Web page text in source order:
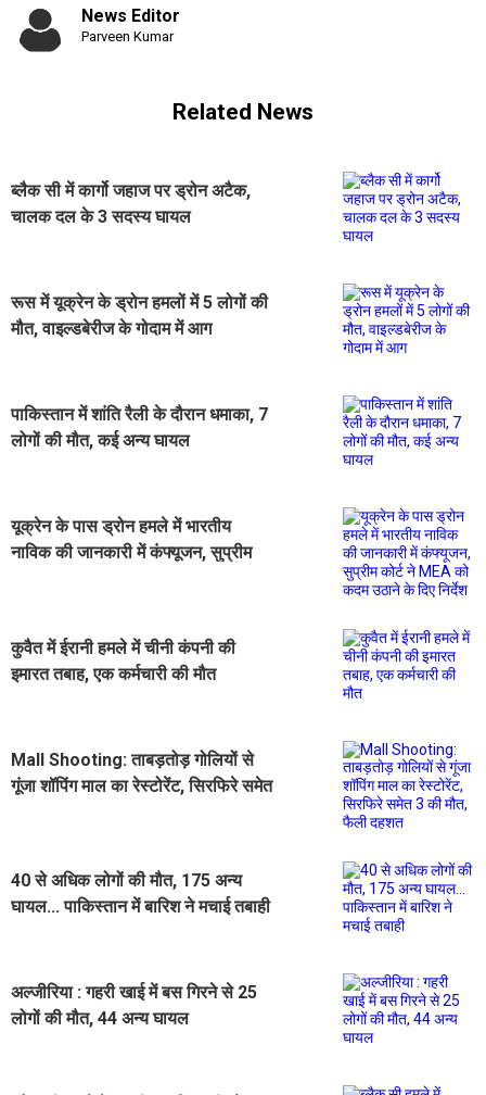
News Editor
Parveen Kumar
Related News
ब्लैक सी में कार्गो जहाज पर ड्रोन अटैक,
चालक दल के 3 सदस्य घायल
रूस में यूक्रेन के ड्रोन हमलों में 5 लोगों की
मौत, वाइल्डबेरीज के गोदाम में आग
पाकिस्तान में शांति रैली के दौरान धमाका, 7
लोगों की मौत, कई अन्य घायल
यूक्रेन के पास ड्रोन हमले में भारतीय
नाविक की जानकारी में कंफ्यूजन, सुप्रीम
कुवैत में ईरानी हमले में चीनी कंपनी की
इमारत तबाह, एक कर्मचारी की मौत
Mall Shooting: ताबड़तोड़ गोलियों से
गूंजा शॉपिंग माल का रेस्टोरेंट, सिरफिरे समेत
40 से अधिक लोगों की मौत, 175 अन्य
घायल... पाकिस्तान में बारिश ने मचाई तबाही
अल्जीरिया : गहरी खाई में बस गिरने से 25
लोगों की मौत, 44 अन्य घायल